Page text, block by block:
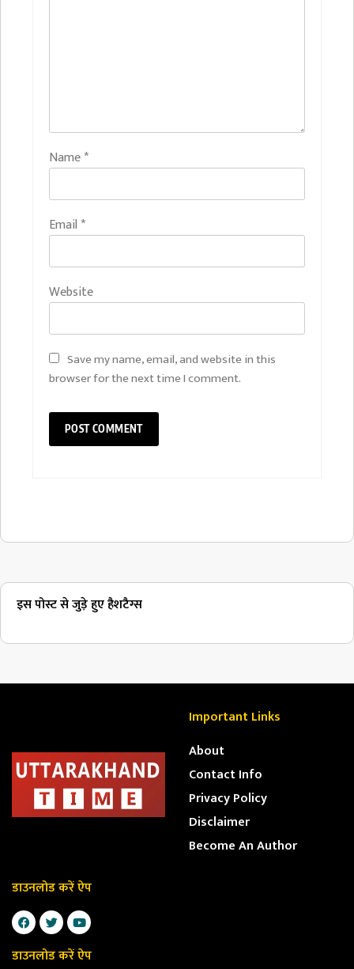
Name*
Email *
Website
Save my name, email, and website in this
browser for the next time I comment.
इस पोस्ट से जुड़े हुए हैशटैग्स
Important Links
About
Contact Info
Privacy Policy
Disclaimer
Become An Author
डाउनलोड करें ऐप
डाउनलोड करें ऐप